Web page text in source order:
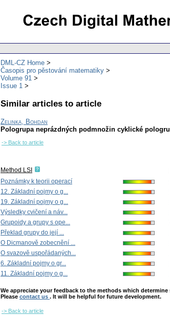
DML-CZ Home
Časopis pro pěstování matematiky
Volume 91
Issue 1
Similar articles to article
Zelinka, Bohdan
Pologrupa neprázdných podmnožin cyklické
-> Back to article
Method LSI
Poznámky k teorii operací
12. Základní pojmy o g...
19. Základní pojmy o g...
Výsledky cvičení a náv...
Grupoidy a grupy s ope...
Překlad grupy do její ...
O Dicmanově zobecnění ...
O svazově uspořádaných...
6. Základní pojmy o gr...
11. Základní pojmy o g...
We appreciate your feedback to the methods which
Please contact us . It will be helpful for future development.
-> Back to article